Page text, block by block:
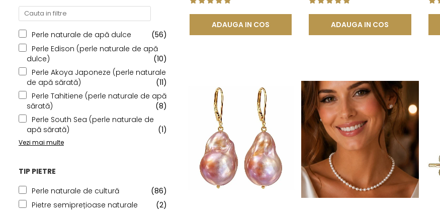
Perle naturale de apă dulce
(56)
Perle Edison (perle naturale de apă
dulce)
(10)
Perle Akoya Japoneze (perle naturale
de apă sărată)
(11)
Perle Tahitiene (perle naturale de apă
sărată)
(8)
Perle South Sea (perle naturale de
apă sărată)
(1)
Vezi mai multe
TIP PIETRE
Perle naturale de cultură
(86)
Pietre semiprețioase naturale
(2)
ADAUGA IN COS ADAUGA IN COS